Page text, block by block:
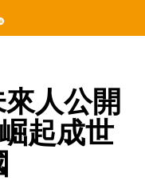
人公開
起成世